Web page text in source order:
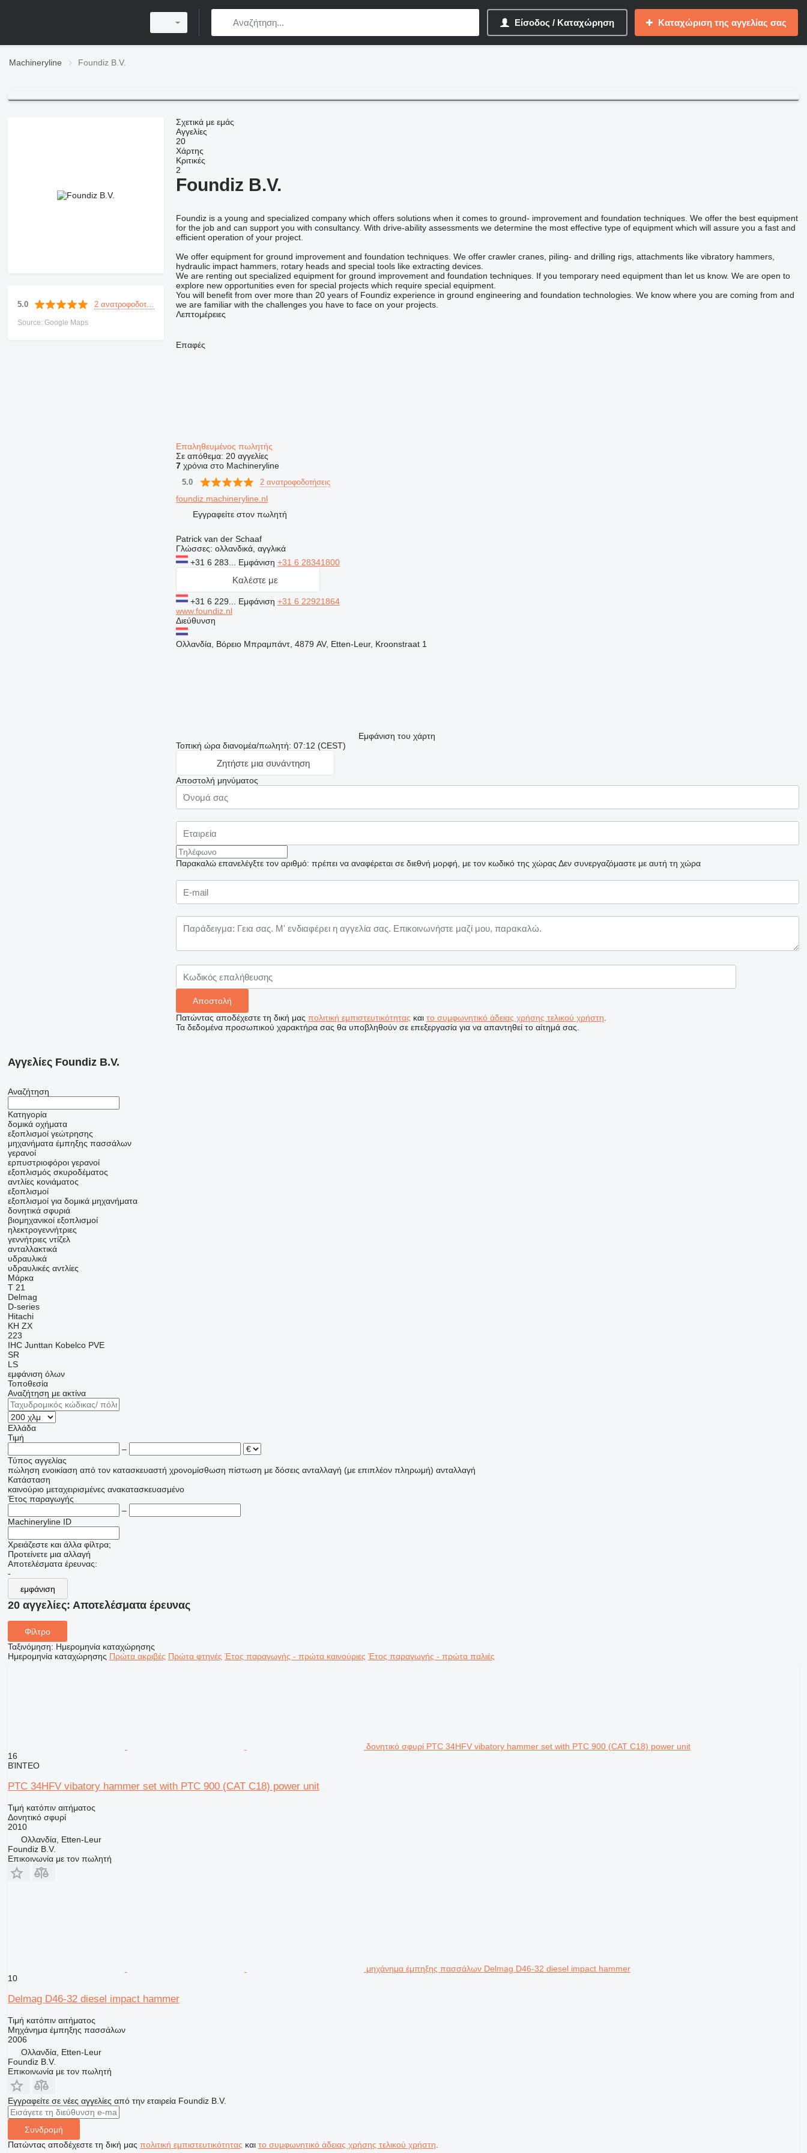
Είσοδος / Καταχώρηση Καταχώριση της αγγελίας σας
Machineryline Foundiz B.V.
5.0 2 ανατροφοδοτήσεις
Source: Google Maps
Σχετικά με εμάς
Αγγελίες
20
Χάρτης
Κριτικές
2
Foundiz B.V.
Foundiz is a young and specialized company which offers solutions when it comes to ground- improvement and foundation techniques. We offer the best equipment
for the job and can support you with consultancy. With drive-ability assessments we determine the most effective type of equipment which will assure you a fast and
efficient operation of your project.
We offer equipment for ground improvement and foundation techniques. We offer crawler cranes, piling- and drilling rigs, attachments like vibratory hammers,
hydraulic impact hammers, rotary heads and special tools like extracting devices.
We are renting out specialized equipment for ground improvement and foundation techniques. If you temporary need equipment than let us know. We are open to
explore new opportunities even for special projects which require special equipment.
You will benefit from over more than 20 years of Foundiz experience in ground engineering and foundation technologies. We know where you are coming from and
we are familiar with the challenges you have to face on your projects.
Λεπτομέρειες
Επαφές
Επαληθευμένος πωλητής
Σε απόθεμα: 20 αγγελίες
7χρόνια στο Machineryline
5.0 2 ανατροφοδοτήσεις
foundiz.machineryline.nl
Εγγραφείτε στον πωλητή
Patrick van der Schaaf
Γλώσσες: ολλανδικά, αγγλικά
+31 6 283... Εμφάνιση +31 6 28341800
Καλέστε με
+31 6 229... Εμφάνιση +31 6 22921864
www.foundiz.nl
Διεύθυνση
Ολλανδία, Βόρειο Μπραμπάντ, 4879 AV, Etten-Leur, Kroonstraat 1
Εμφάνιση του χάρτη
Τοπική ώρα διανομέα/πωλητή: 07:12 (CEST)
Ζητήστε μια συνάντηση
Αποστολή μηνύματος
Παρακαλώ επανελέγξτε τον αριθμό: πρέπει να αναφέρεται σε διεθνή μορφή, με τον κωδικό της χώρας Δεν συνεργαζόμαστε με αυτή τη χώρα
Πατώντας αποδέχεστε τη δική μας πολιτική εμπιστευτικότητας και το συμφωνητικό άδειας χρήσης τελικού χρήστη
Τα δεδομένα προσωπικού χαρακτήρα σας θα υποβληθούν σε επεξεργασία για να απαντηθεί το αίτημά σας.
Αγγελίες Foundiz B.V.
Αναζήτηση
Κατηγορία
δομικά οχήματα
εξοπλισμοί γεώτρησης
μηχανήματα έμπηξης πασσάλων
γερανοί
ερπυστριοφόροι γερανοί
εξοπλισμός σκυροδέματος
αντλίες κονιάματος
εξοπλισμοί
εξοπλισμοί για δομικά μηχανήματα
δονητικά σφυριά
βιομηχανικοί εξοπλισμοί
ηλεκτρογεννήτριες
γεννήτριες ντίζελ
ανταλλακτικά
υδραυλικά
υδραυλικές αντλίες
Μάρκα
T 21
Delmag
D-series
Hitachi
KH ZX
223
IHC Junttan Kobelco PVE
SR
LS
εμφάνιση όλων
Τοποθεσία
Αναζήτηση με ακτίνα
Ελλάδα
Τιμή
–
Τύπος αγγελίας
πώληση ενοικίαση από τον κατασκευαστή χρονομίσθωση πίστωση με δόσεις ανταλλαγή (με επιπλέον πληρωμή) ανταλλαγή
Κατάσταση
καινούριο μεταχειρισμένες ανακατασκευασμένο
Έτος παραγωγής
–
Machineryline ID
Χρειάζεστε και άλλα φίλτρα;
Προτείνετε μια αλλαγή
Αποτελέσματα έρευνας:
-
εμφάνιση
20 αγγελίες: Αποτελέσματα έρευνας
Φίλτρο
Ταξινόμηση: Ημερομηνία καταχώρησης
Ημερομηνία καταχώρησης Πρώτα ακριβές Πρώτα φτηνές Έτος παραγωγής - πρώτα καινούριες Έτος παραγωγής - πρώτα παλιές
δονητικό σφυρί PTC 34HFV vibatory hammer set with PTC 900 (CAT C18) power unit
16
ΒΊΝΤΕΟ
PTC 34HFV vibatory hammer set with PTC 900 (CAT C18) power unit
Τιμή κατόπιν αιτήματος
Δονητικό σφυρί
2010
Ολλανδία, Etten-Leur
Foundiz B.V.
Επικοινωνία με τον πωλητή
μηχάνημα έμπηξης πασσάλων Delmag D46-32 diesel impact hammer
10
Delmag D46-32 diesel impact hammer
Τιμή κατόπιν αιτήματος
Μηχάνημα έμπηξης πασσάλων
2006
Ολλανδία, Etten-Leur
Foundiz B.V.
Επικοινωνία με τον πωλητή
Εγγραφείτε σε νέες αγγελίες από την εταιρεία Foundiz B.V.
Συνδρομή
Πατώντας αποδέχεστε τη δική μας πολιτική εμπιστευτικότητας και το συμφωνητικό άδειας χρήσης τελικού χρήστη